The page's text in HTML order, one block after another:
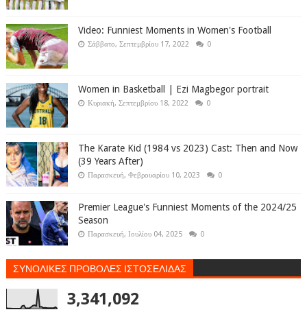
Video: Funniest Moments in Women's Football
Σάββατο, Σεπτεμβρίου 17, 2022 0
Women in Basketball | Ezi Magbegor portrait
Κυριακή, Σεπτεμβρίου 18, 2022 0
The Karate Kid (1984 vs 2023) Cast: Then and Now
(39 Years After)
Παρασκευή, Φεβρουαρίου 10, 2023 0
Premier League's Funniest Moments of the 2024/25
Season
Παρασκευή, Ιουλίου 04, 2025 0
ΣΥΝΟΛΙΚΕΣ ΠΡΟΒΟΛΕΣ ΙΣΤΟΣΕΛΙΔΑΣ
3,341,092